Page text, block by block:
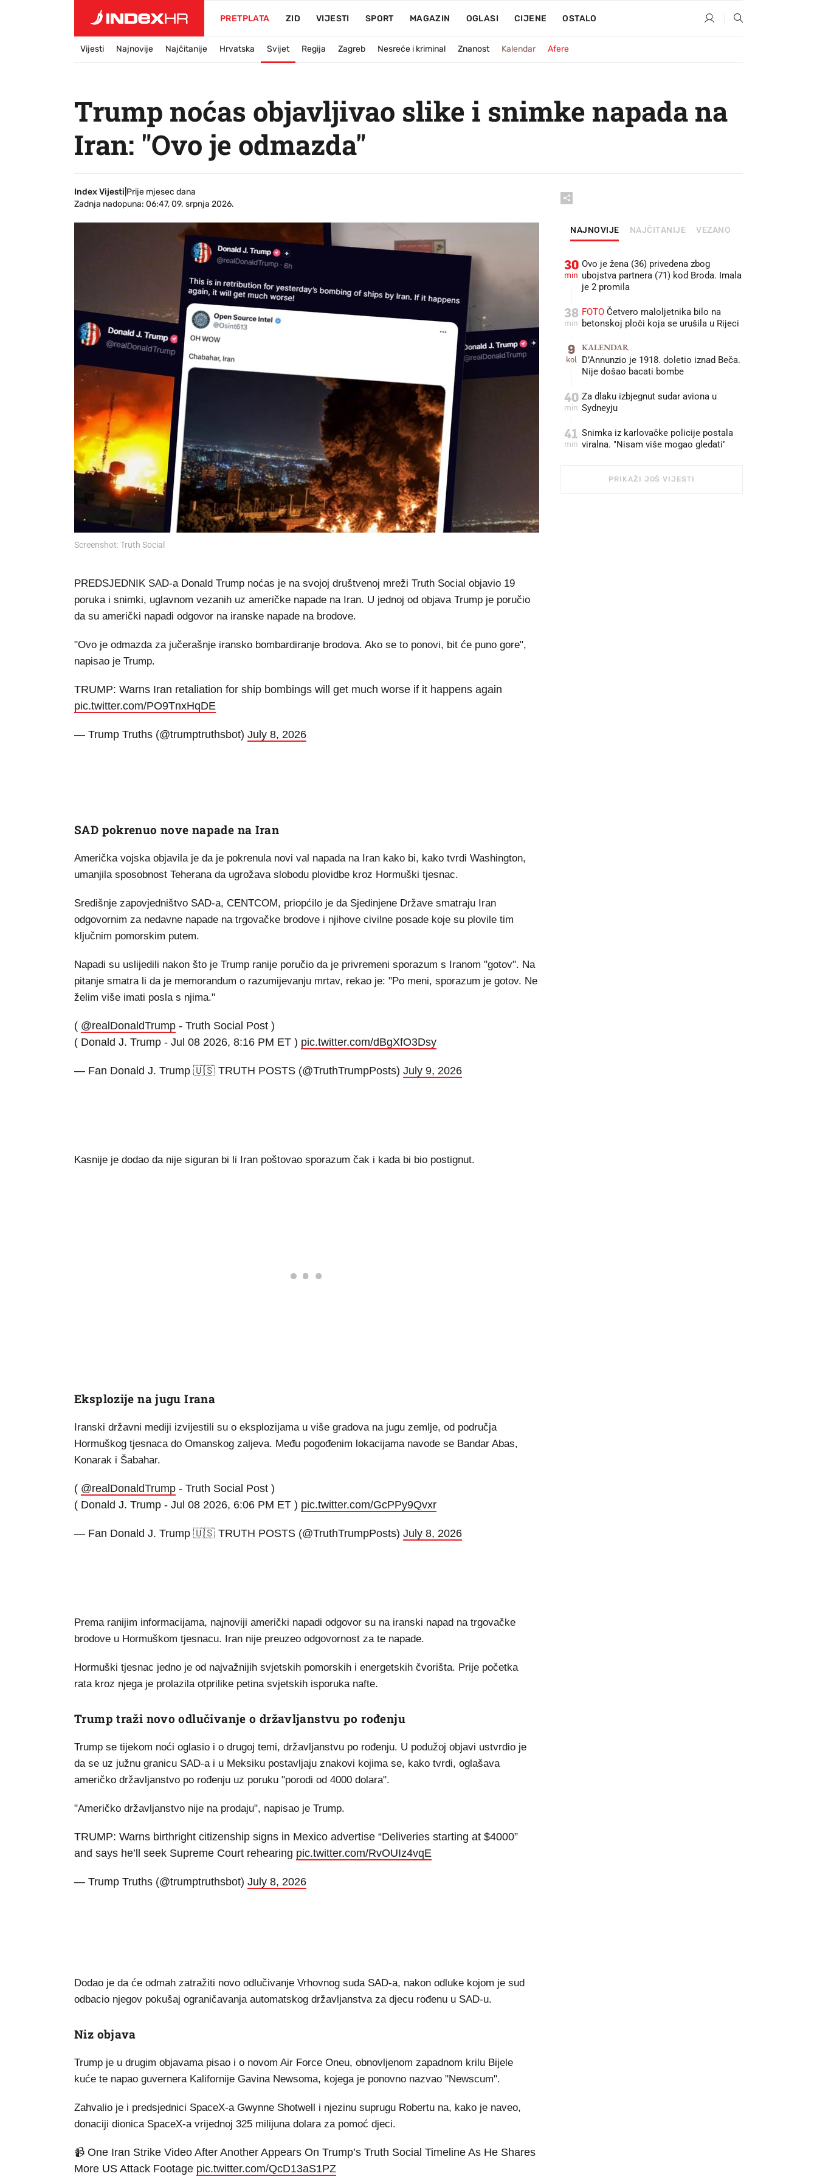
PRETPLATA ZID VIJESTI SPORT MAGAZIN OGLASI CIJENE OSTALO
Vijesti Najnovije Najčitanije Hrvatska Svijet Regija Zagreb Nesreće i kriminal Znanost Kalendar Afere
Trump noćas objavljivao slike i snimke napada na
Iran: "Ovo je odmazda"
Index Vijesti
Prije mjesec dana
Zadnja nadopuna: 06:47, 09. srpnja 2026.
Screenshot: Truth Social
PREDSJEDNIK SAD-a Donald Trump noćas je na svojoj društvenoj mreži Truth Social objavio 19
poruka i snimki, uglavnom vezanih uz američke napade na Iran. U jednoj od objava Trump je poručio
da su američki napadi odgovor na iranske napade na brodove.
"Ovo je odmazda za jučerašnje iransko bombardiranje brodova. Ako se to ponovi, bit će puno gore",
napisao je Trump.
TRUMP: Warns Iran retaliation for ship bombings will get much worse if it happens again
pic.twitter.com/PO9TnxHqDE
— Trump Truths (@trumptruthsbot) July 8, 2026
SAD pokrenuo nove napade na Iran
Američka vojska objavila je da je pokrenula novi val napada na Iran kako bi, kako tvrdi Washington,
umanjila sposobnost Teherana da ugrožava slobodu plovidbe kroz Hormuški tjesnac.
Središnje zapovjedništvo SAD-a, CENTCOM, priopćilo je da Sjedinjene Države smatraju Iran
odgovornim za nedavne napade na trgovačke brodove i njihove civilne posade koje su plovile tim
ključnim pomorskim putem.
Napadi su uslijedili nakon što je Trump ranije poručio da je privremeni sporazum s Iranom "gotov". Na
pitanje smatra li da je memorandum o razumijevanju mrtav, rekao je: "Po meni, sporazum je gotov. Ne
želim više imati posla s njima."
( @realDonaldTrump - Truth Social Post )
( Donald J. Trump - Jul 08 2026, 8:16 PM ET ) pic.twitter.com/dBgXfO3Dsy
— Fan Donald J. Trump 🇺🇸 TRUTH POSTS (@TruthTrumpPosts) July 9, 2026
Kasnije je dodao da nije siguran bi li Iran poštovao sporazum čak i kada bi bio postignut.
Eksplozije na jugu Irana
Iranski državni mediji izvijestili su o eksplozijama u više gradova na jugu zemlje, od područja
Hormuškog tjesnaca do Omanskog zaljeva. Među pogođenim lokacijama navode se Bandar Abas,
Konarak i Šabahar.
( @realDonaldTrump - Truth Social Post )
( Donald J. Trump - Jul 08 2026, 6:06 PM ET ) pic.twitter.com/GcPPy9Qvxr
— Fan Donald J. Trump 🇺🇸 TRUTH POSTS (@TruthTrumpPosts) July 8, 2026
Prema ranijim informacijama, najnoviji američki napadi odgovor su na iranski napad na trgovačke
brodove u Hormuškom tjesnacu. Iran nije preuzeo odgovornost za te napade.
Hormuški tjesnac jedno je od najvažnijih svjetskih pomorskih i energetskih čvorišta. Prije početka
rata kroz njega je prolazila otprilike petina svjetskih isporuka nafte.
Trump traži novo odlučivanje o državljanstvu po rođenju
Trump se tijekom noći oglasio i o drugoj temi, državljanstvu po rođenju. U podužoj objavi ustvrdio je
da se uz južnu granicu SAD-a i u Meksiku postavljaju znakovi kojima se, kako tvrdi, oglašava
američko državljanstvo po rođenju uz poruku "porodi od 4000 dolara".
"Američko državljanstvo nije na prodaju", napisao je Trump.
TRUMP: Warns birthright citizenship signs in Mexico advertise “Deliveries starting at $4000”
and says he’ll seek Supreme Court rehearing pic.twitter.com/RvOUIz4vqE
— Trump Truths (@trumptruthsbot) July 8, 2026
Dodao je da će odmah zatražiti novo odlučivanje Vrhovnog suda SAD-a, nakon odluke kojom je sud
odbacio njegov pokušaj ograničavanja automatskog državljanstva za djecu rođenu u SAD-u.
Niz objava
Trump je u drugim objavama pisao i o novom Air Force Oneu, obnovljenom zapadnom krilu Bijele
kuće te napao guvernera Kalifornije Gavina Newsoma, kojega je ponovno nazvao "Newscum".
Zahvalio je i predsjednici SpaceX-a Gwynne Shotwell i njezinu suprugu Robertu na, kako je naveo,
donaciji dionica SpaceX-a vrijednoj 325 milijuna dolara za pomoć djeci.
📹 One Iran Strike Video After Another Appears On Trump’s Truth Social Timeline As He Shares
More US Attack Footage pic.twitter.com/QcD13aS1PZ
NAJNOVIJE NAJČITANIJE VEZANO
30
min
Ovo je žena (36) privedena zbog
ubojstva partnera (71) kod Broda. Imala
je 2 promila
38
min
FOTO Četvero maloljetnika bilo na
betonskoj ploči koja se urušila u Rijeci
9
kol
KALENDAR
D’Annunzio je 1918. doletio iznad Beča.
Nije došao bacati bombe
40
min
Za dlaku izbjegnut sudar aviona u
Sydneyju
41
min
Snimka iz karlovačke policije postala
viralna. "Nisam više mogao gledati"
PRIKAŽI JOŠ VIJESTI